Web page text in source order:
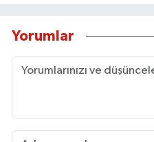
Yorumlar